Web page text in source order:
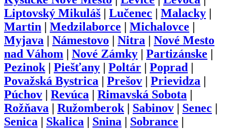
Liptovský Mikuláš | Lučenec | Malacky |
Martin | Medzilaborce | Michalovce |
Myjava | Námestovo | Nitra | Nové Mesto
nad Váhom | Nové Zámky | Partizánske |
Pezinok | Piešťany | Poltár | Poprad |
Považská Bystrica | Prešov | Prievidza |
Púchov | Revúca | Rimavská Sobota |
Rožňava | Ružomberok | Sabinov | Senec |
Senica | Skalica | Snina | Sobrance |